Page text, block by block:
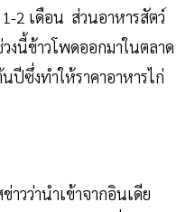
2 เดือน ส่วนอาหารสัตว์
งนี้ข้าวโพดออกมาในตลาด
ปีซึ่งทำให้ราคาอาหารไก่
าวว่านำเข้าจากอินเดีย